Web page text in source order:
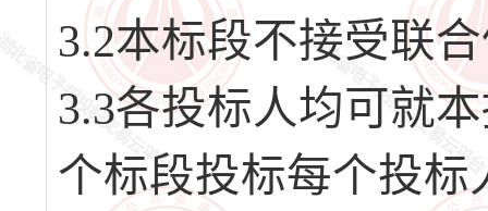
3.2本标段不接受联
3.3各投标人均可就
个标段投标每个投